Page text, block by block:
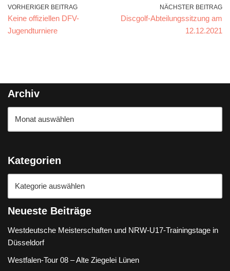
VORHERIGER BEITRAG
Keine offiziellen DFV-
Jugendturniere
NÄCHSTER BEITRAG
Discgolf-Abteilungssitzung am
12.12.2021
Archiv
Kategorien
Neueste Beiträge
Westdeutsche Meisterschaften und NRW-U17-Trainingstage in
Düsseldorf
Westfalen-Tour 08 – Alte Ziegelei Lünen